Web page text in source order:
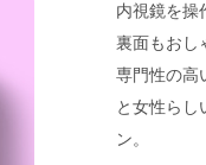
内視鏡を操
裏面もおし
専門性の高
と女性らし
ン。